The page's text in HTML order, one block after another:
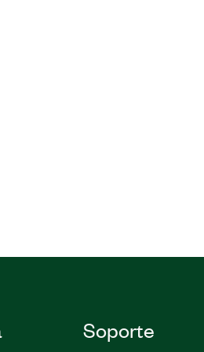
Soporte